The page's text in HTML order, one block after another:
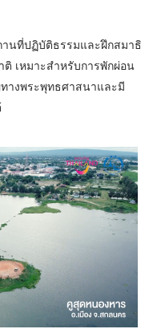
นที่ปฏิบัติธรรมและฝึกสมาธิ
ติ เหมาะสำหรับการพักผ่อน
งพระพุทธศาสนาและมี